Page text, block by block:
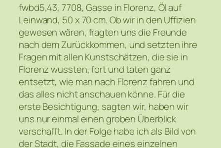
fwbd5,43, 7708, Gasse in Florenz, Öl auf
Leinwand, 50 x 70 cm. Ob wir in den Uffizien
gewesen wären, fragten uns die Freunde
nach dem Zurückkommen, und setzten ihre
Fragen mit allen Kunstschätzen, die sie in
Florenz wussten, fort und taten ganz
entsetzt, wie man nach Florenz fahren und
das alles nicht anschauen könne. Für die
erste Besichtigung, sagten wir, haben wir
uns nur einmal einen groben Überblick
verschafft. In der Folge habe ich als Bild von
der Stadt, die Fassade eines einzelnen